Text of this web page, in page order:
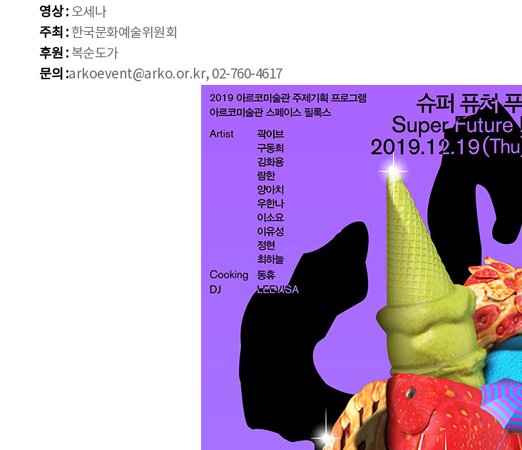
영상 : 오세나
주최 : 한국문화예술위원회
후원 : 복순도가
문의 :arkoevent@arko.or.kr, 02-760-4617